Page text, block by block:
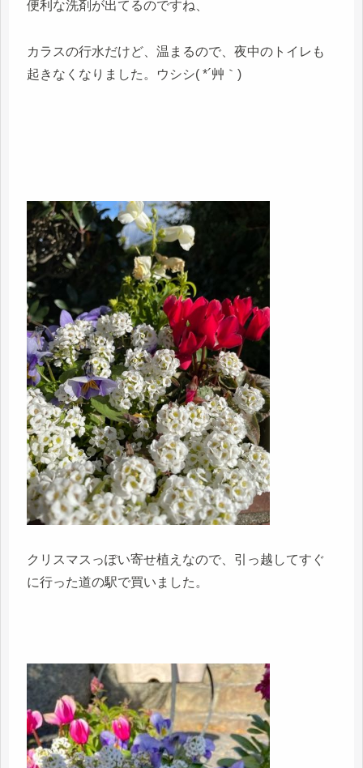
便利な洗剤が出てるのですね、
カラスの行水だけど、温まるので、夜中のトイレも
起きなくなりました。ウシシ( *´艸｀)
クリスマスっぽい寄せ植えなので、引っ越してすぐ
に行った道の駅で買いました。